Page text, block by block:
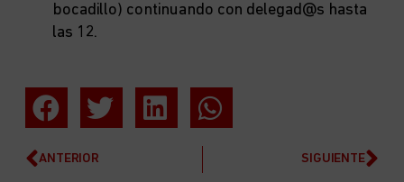
bocadillo) continuando con delegad@s hasta
las 12.
ANTERIOR SIGUIENTE